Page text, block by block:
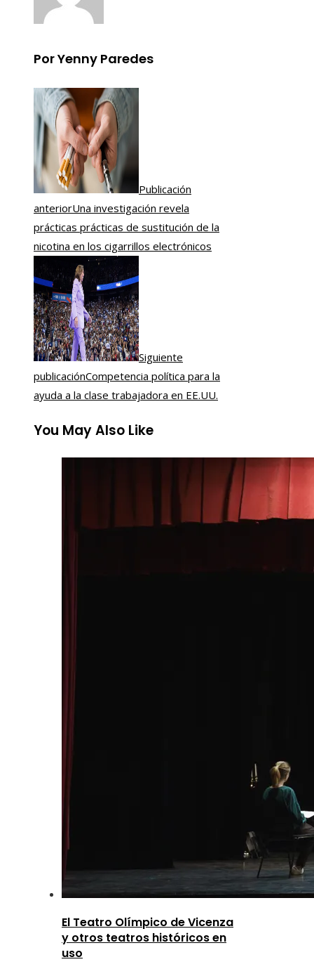
Por Yenny Paredes
Publicación
anteriorUna investigación revela
prácticas prácticas de sustitución de la
nicotina en los cigarrillos electrónicos
Siguiente
publicaciónCompetencia política para la
ayuda a la clase trabajadora en EE.UU.
You May Also Like
El Teatro Olímpico de Vicenza
y otros teatros históricos en
uso